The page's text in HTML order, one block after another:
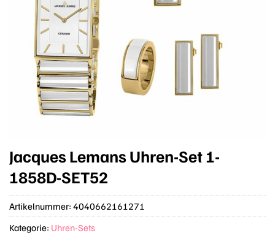
Jacques Lemans Uhren-Set 1-
1858D-SET52
Artikelnummer: 4040662161271
Kategorie: Uhren-Sets